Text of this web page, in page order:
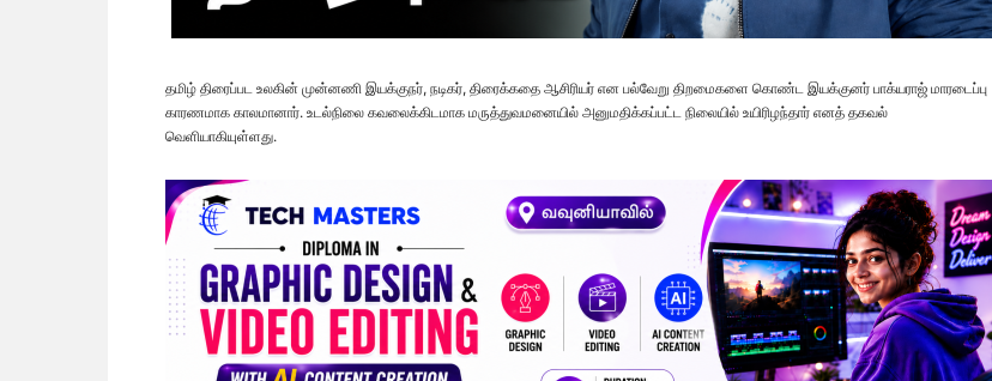
தமிழ் திரைப்பட உலகின் முன்னணி இயக்குநர், நடிகர், திரைக்கதை ஆசிரியர் என பல்வேறு திறமைகளை கொண்ட இயக்குனர் பாக்யராஜ் மாரடைப்பு
காரணமாக காலமானார். உடல்நிலை கவலைக்கிடமாக மருத்துவமனையில் அனுமதிக்கப்பட்ட நிலையில் உயிரிழந்தார் எனத் தகவல்
வெளியாகியுள்ளது.